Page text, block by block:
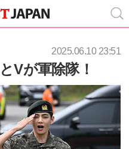
2025.06.10 23:51
Vが軍除隊！